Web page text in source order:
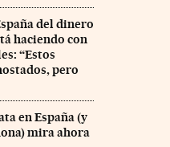
del dinero
haciendo con
“Estos
pero
en España (y
mira ahora